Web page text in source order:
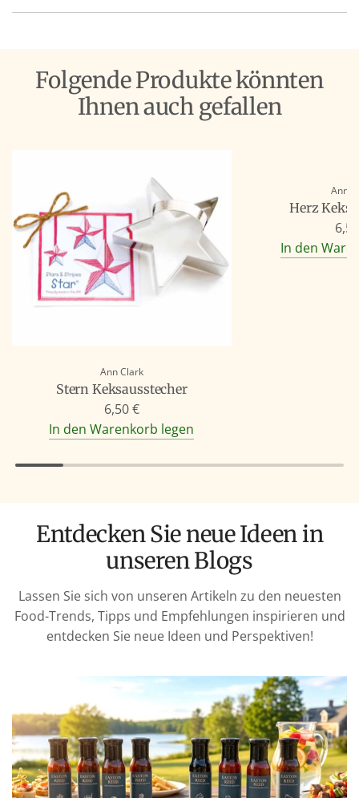
Folgende Produkte könnten
Ihnen auch gefallen
Ann Clark
Stern Keksausstecher
6,50 €
In den Warenkorb legen
Ann
Herz
In den
Entdecken Sie neue Ideen in
unseren Blogs
Lassen Sie sich von unseren Artikeln zu den neuesten
Food-Trends, Tipps und Empfehlungen inspirieren und
entdecken Sie neue Ideen und Perspektiven!